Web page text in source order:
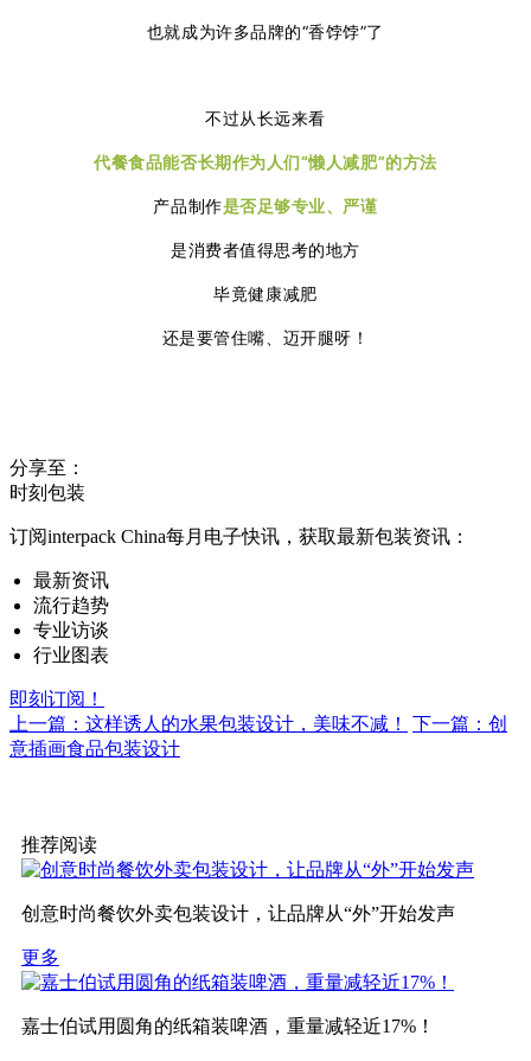
也就成为许多品牌的“香饽饽”了
不过从长远来看
代餐食品能否长期作为人们“懒人减肥”的方法
产品制作是否足够专业、严谨
是消费者值得思考的地方
毕竟健康减肥
还是要管住嘴、迈开腿呀！
分享至：
时刻包装
订阅interpack China每月电子快讯，获取最新包装资讯：
最新资讯
流行趋势
专业访谈
行业图表
即刻订阅！
上一篇：这样诱人的水果包装设计，美味不减！
下一篇：创
意插画食品包装设计
推荐阅读
创意时尚餐饮外卖包装设计，让品牌从“外”开始发声
更多
嘉士伯试用圆角的纸箱装啤酒，重量减轻近17%！